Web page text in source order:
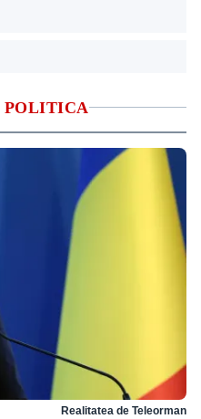
POLITICA
Realitatea de Teleorman